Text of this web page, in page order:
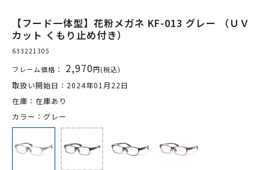
【フード一体型】花粉メガネ KF-013 グレー （ＵＶ
カット くもり止め付き）
633221305
フレーム価格： 2,970円(税込)
取扱い開始日：2024年01月22日
在庫：在庫あり
カラー：グレー